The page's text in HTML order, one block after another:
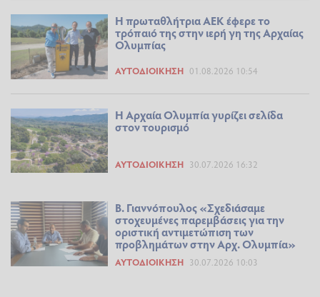
Η πρωταθλήτρια ΑΕΚ έφερε το
τρόπαιό της στην ιερή γη της Αρχαίας
Ολυμπίας
ΑΥΤΟΔΙΟΊΚΗΣΗ 01.08.2026 10:54
Η Αρχαία Ολυμπία γυρίζει σελίδα
στον τουρισμό
ΑΥΤΟΔΙΟΊΚΗΣΗ 30.07.2026 16:32
Β. Γιαννόπουλος «Σχεδιάσαμε
στοχευμένες παρεμβάσεις για την
οριστική αντιμετώπιση των
προβλημάτων στην Αρχ. Ολυμπία»
ΑΥΤΟΔΙΟΊΚΗΣΗ 30.07.2026 10:03